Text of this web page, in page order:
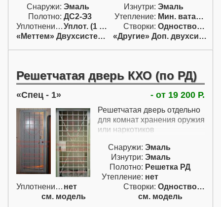
этого раздела эта модель
отличается тем, что ее
можно изготовить в
нескольких вариантах тепло-
и шумоизоляции.
Снаружи: Эмаль Изнутри: Эмаль
Полотно: ДС2-Э3 Утепление:
Мин. вата / пенопл.
Уплотнение:
Уплот. (1 конт.) Створки:
Одностворчатая (А)
«Меттем» Двухсистемный
«Другие» Доп. двухсист.
Решетчатая дверь КХО (по РД)
Спец - 1 - от 19 200 Р.
Решетчатая дверь отдельно
для комнат хранения оружия
или наркотиков
Снаружи: Эмаль
Изнутри: Эмаль
Полотно: Решетка РД
Утепление: нет
Уплотнение: нет Створки:
Одностворчатая (А)
см. модель
см. модель